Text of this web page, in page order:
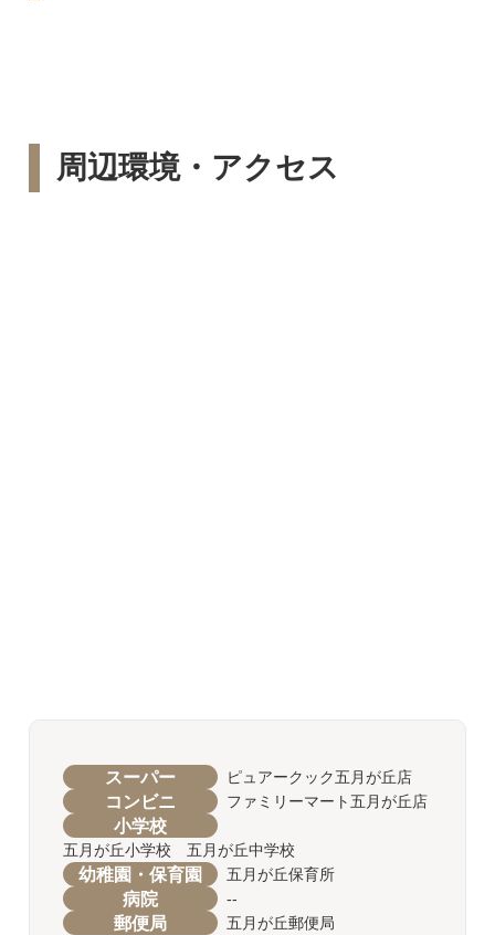
周辺環境・アクセス
スーパー ピュアークック五月が丘店
コンビニ ファミリーマート五月が丘店
小学校
五月が丘小学校 五月が丘中学校
幼稚園・保育園 五月が丘保育所
病院 --
郵便局 五月が丘郵便局